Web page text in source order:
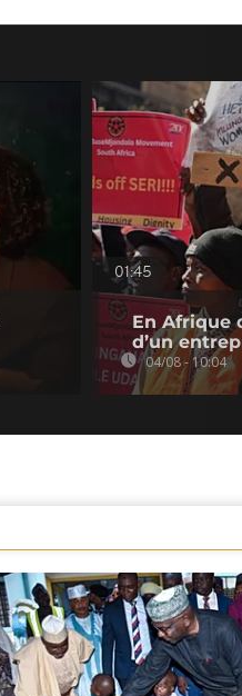
01:45
En Afrique
d’un
04/08 - 10:04